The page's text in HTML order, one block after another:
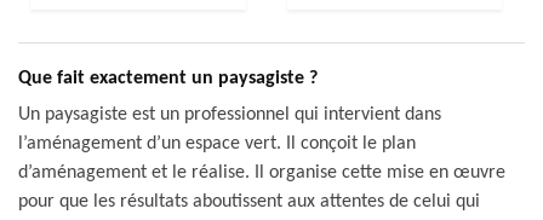
Que fait exactement un paysagiste ?
Un paysagiste est un professionnel qui intervient dans
l’aménagement d’un espace vert. Il conçoit le plan
d’aménagement et le réalise. Il organise cette mise en œuvre
pour que les résultats aboutissent aux attentes de celui qui